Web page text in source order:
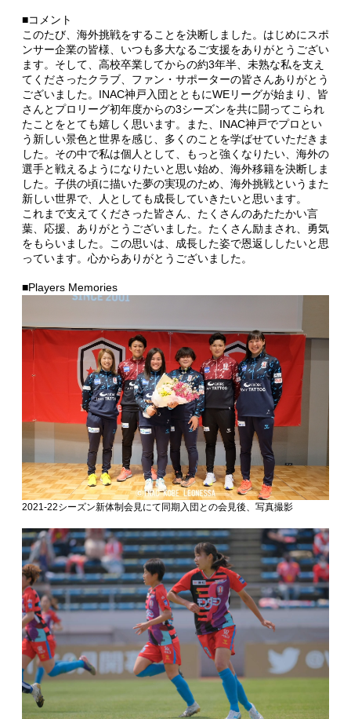
■コメント
このたび、海外挑戦をすることを決断しました。はじめにスポ
ンサー企業の皆様、いつも多大なるご支援をありがとうござい
ます。そして、高校卒業してからの約3年半、未熟な私を支え
てくださったクラブ、ファン・サポーターの皆さんありがとう
ございました。INAC神戸入団とともにWEリーグが始まり、皆
さんとプロリーグ初年度からの3シーズンを共に闘ってこられ
たことをとても嬉しく思います。また、INAC神戸でプロとい
う新しい景色と世界を感じ、多くのことを学ばせていただきま
した。その中で私は個人として、もっと強くなりたい、海外の
選手と戦えるようになりたいと思い始め、海外移籍を決断しま
した。子供の頃に描いた夢の実現のため、海外挑戦というまた
新しい世界で、人としても成長していきたいと思います。
これまで支えてくださった皆さん、たくさんのあたたかい言
葉、応援、ありがとうございました。たくさん励まされ、勇気
をもらいました。この思いは、成長した姿で恩返ししたいと思
っています。心からありがとうございました。
■Players Memories
2021-22シーズン新体制会見にて同期入団との会見後、写真撮影